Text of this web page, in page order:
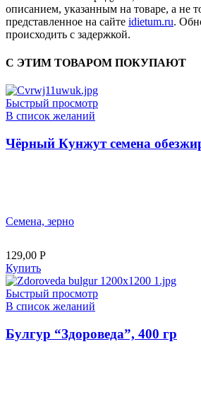
описанием, указанным на товаре, а не
представленное на сайте idietum.ru.
происходить с задержкой.
С ЭТИМ ТОВАРОМ ПОКУПАЮТ
Быстрый просмотр
В список желаний
Чёрный Кунжут семена
Семена, зерно
129,00 Р
Купить
Быстрый просмотр
В список желаний
Булгур “Здороведа”, 400 гр